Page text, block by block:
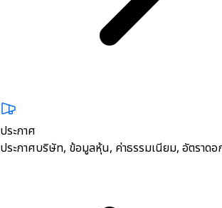
ประกาศ
ประกาศบริษัท, ข้อมูลหุ้น, ค่าธรรมเนียม, อัตราดอ